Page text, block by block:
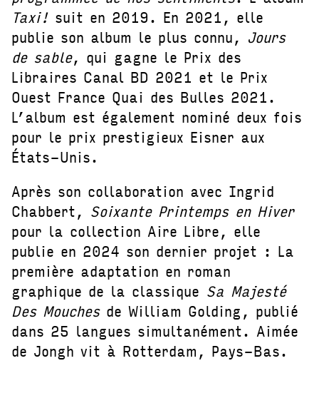
Taxi! suit en 2019. En 2021, elle
publie son album le plus connu, Jours
de sable, qui gagne le Prix des
Libraires Canal BD 2021 et le Prix
Ouest France Quai des Bulles 2021.
L’album est également nominé deux fois
pour le prix prestigieux Eisner aux
États-Unis.
Après son collaboration avec Ingrid
Chabbert, Soixante Printemps en Hiver
pour la collection Aire Libre, elle
publie en 2024 son dernier projet : La
première adaptation en roman
graphique de la classique Sa Majesté
Des Mouchesde William Golding, publié
dans 25 langues simultanément. Aimée
de Jongh vit à Rotterdam, Pays-Bas.